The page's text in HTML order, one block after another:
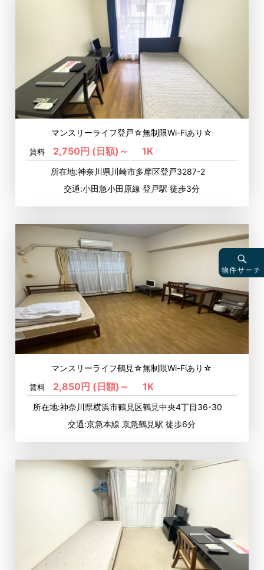
マンスリーライフ登戸☆無制限Wi-Fiあり☆
賃料 2,750円 (日額)～ 1K
所在地:神奈川県川崎市多摩区登戸3287-2
交通:小田急小田原線 登戸駅 徒歩3分
マンスリーライフ鶴見☆無制限Wi-Fiあり☆
賃料 2,850円 (日額)～ 1K
所在地:神奈川県横浜市鶴見区鶴見中央4丁目36-30
交通:京急本線 京急鶴見駅 徒歩6分
物件サーチ